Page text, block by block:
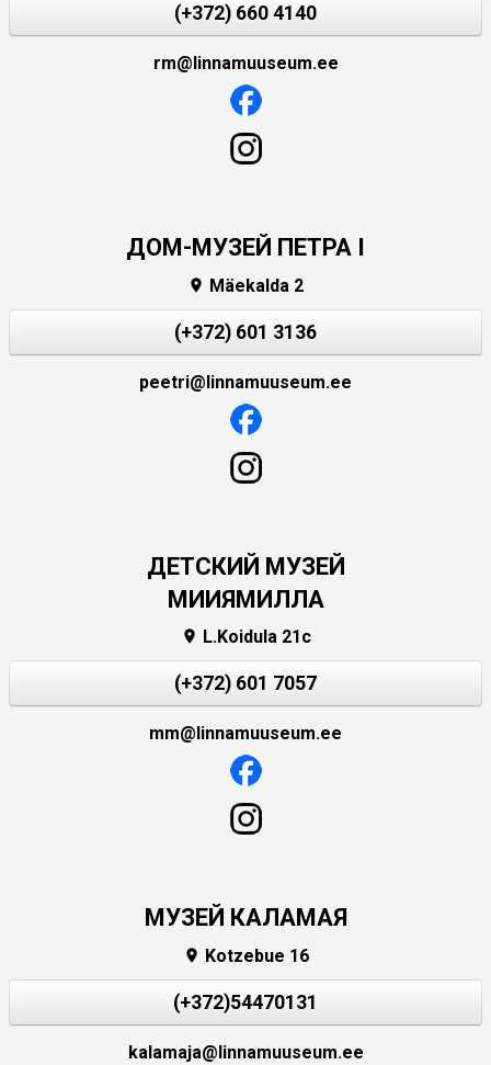
(+372) 660 4140
rm@linnamuuseum.ee
ДОМ-МУЗЕЙ ПЕТРА I
 Mäekalda 2
(+372) 601 3136
peetri@linnamuuseum.ee
ДЕТСКИЙ МУЗЕЙ
МИИЯМИЛЛА
 L.Koidula 21c
(+372) 601 7057
mm@linnamuuseum.ee
МУЗЕЙ КАЛАМАЯ
 Kotzebue 16
(+372)54470131
kalamaja@linnamuuseum.ee